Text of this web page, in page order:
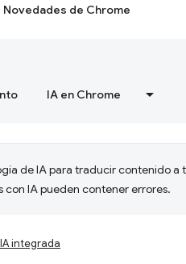
Novedades de Chrome
IA en Chrome
de IA para traducir contenido a
IA pueden contener errores.
IA integrada